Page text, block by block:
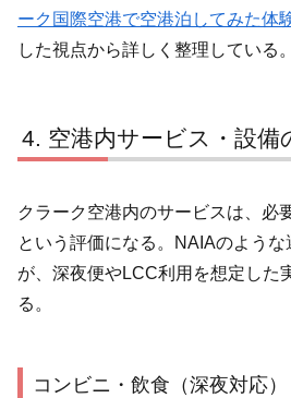
ーク国際空港で空港泊してみた体
した視点から詳しく整理している。
空港内サービス・設備
クラーク空港内のサービスは、必
という評価になる。NAIAのよう
が、深夜便やLCC利用を想定した
る。
コンビニ・飲食（深夜対応）